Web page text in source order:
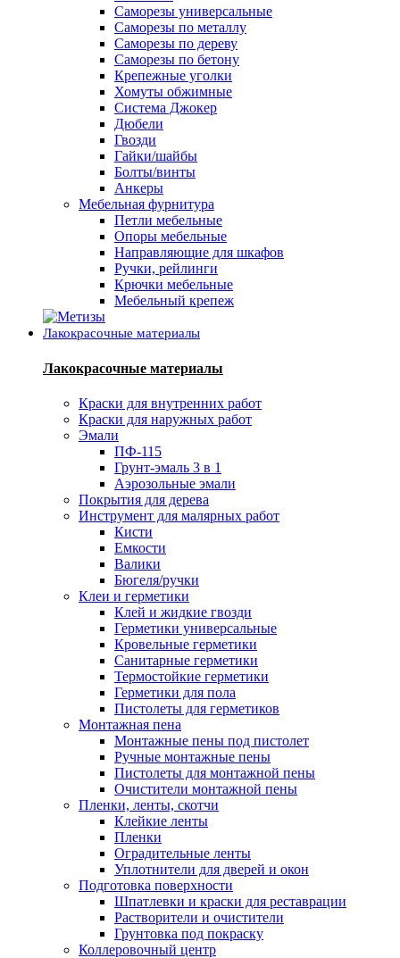
Саморезы универсальные
Саморезы по металлу
Саморезы по дереву
Саморезы по бетону
Крепежные уголки
Хомуты обжимные
Система Джокер
Дюбели
Гвозди
Гайки/шайбы
Болты/винты
Анкеры
Мебельная фурнитура
Петли мебельные
Опоры мебельные
Направляющие для шкафов
Ручки, рейлинги
Крючки мебельные
Мебельный крепеж
Лакокрасочные материалы
Лакокрасочные материалы
Краски для внутренних работ
Краски для наружных работ
Эмали
ПФ-115
Грунт-эмаль 3 в 1
Аэрозольные эмали
Покрытия для дерева
Инструмент для малярных работ
Кисти
Емкости
Валики
Бюгеля/ручки
Клеи и герметики
Клей и жидкие гвозди
Герметики универсальные
Кровельные герметики
Санитарные герметики
Термостойкие герметики
Герметики для пола
Пистолеты для герметиков
Монтажная пена
Монтажные пены под пистолет
Ручные монтажные пены
Пистолеты для монтажной пены
Очистители монтажной пены
Пленки, ленты, скотчи
Клейкие ленты
Пленки
Оградительные ленты
Уплотнители для дверей и окон
Подготовка поверхности
Шпатлевки и краски для реставрации
Растворители и очистители
Грунтовка под покраску
Коллеровочный центр